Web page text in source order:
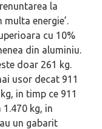
la
energie’.
cu 10%
din aluminiu.
doar 261 kg.
usor decat 911
in timp ce 911
kg, in
un gabarit